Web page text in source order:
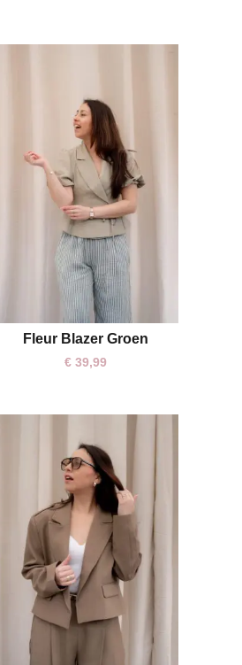
S M L
Fleur Blazer Groen
€39,99